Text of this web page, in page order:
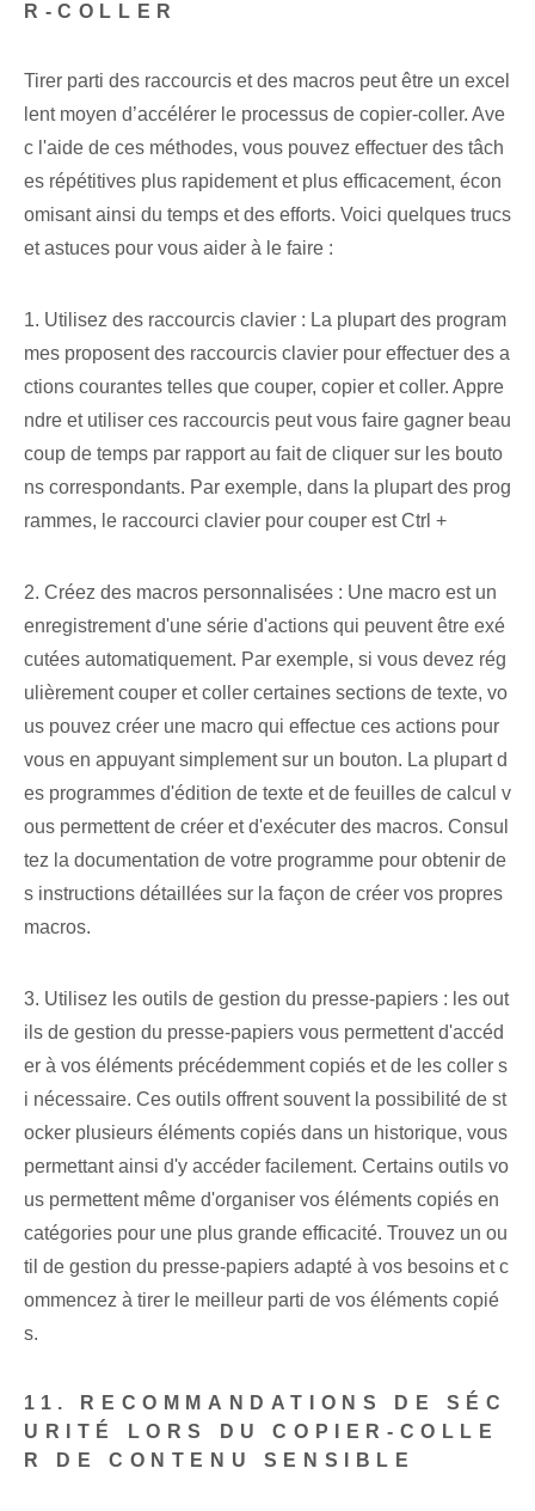
R-COLLER
Tirer parti des raccourcis et des macros peut être un excel
lent moyen d’accélérer le processus de copier-coller. Ave
c l'aide de ces méthodes, vous pouvez effectuer des tâch
es répétitives plus rapidement et plus efficacement, écon
omisant ainsi du temps et des efforts. Voici quelques trucs
et astuces pour vous aider à le faire :
1. Utilisez des raccourcis clavier : La plupart des program
mes proposent des raccourcis clavier pour effectuer des a
ctions courantes telles que couper, copier et coller. Appre
ndre et utiliser ces raccourcis peut vous faire gagner beau
coup de temps par rapport au fait de cliquer sur les bouto
ns correspondants. Par exemple, dans la plupart des prog
rammes, le raccourci clavier pour couper est Ctrl +
2. Créez des macros personnalisées : Une macro est un
enregistrement d'une série d'actions qui peuvent être exé
cutées automatiquement. Par exemple, si vous devez rég
ulièrement couper et coller certaines sections de texte, vo
us pouvez créer une macro qui effectue ces actions pour
vous en appuyant simplement sur un bouton. La plupart d
es programmes d'édition de texte et de feuilles de calcul v
ous permettent de créer et d'exécuter des macros. Consul
tez la documentation de votre programme pour obtenir de
s instructions détaillées sur la façon de créer vos propres
macros.
3. Utilisez les outils de gestion du presse-papiers : les out
ils de gestion du presse-papiers vous permettent d'accéd
er à vos éléments précédemment copiés et de les coller s
i nécessaire. Ces outils offrent souvent la possibilité de st
ocker plusieurs éléments copiés dans un historique, vous
permettant ainsi d'y accéder facilement. Certains outils vo
us permettent même d'organiser vos éléments copiés en
catégories pour une plus grande efficacité. Trouvez un ou
til de gestion du presse-papiers adapté à vos besoins et c
ommencez à tirer le meilleur parti de vos éléments copié
s.
11. RECOMMANDATIONS DE SÉC
URITÉ LORS DU COPIER-COLLE
R DE CONTENU SENSIBLE